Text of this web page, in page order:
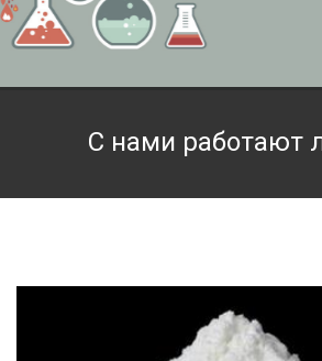
Стандарт-титры
С нами работают